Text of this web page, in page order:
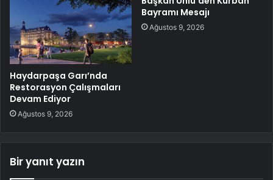
Haydarpaşa Garı’nda
Restorasyon Çalışmaları
Devam Ediyor
Ağustos 9, 2026
Bayramı Mesajı
Ağustos 9, 2026
Bir yanıt yazın